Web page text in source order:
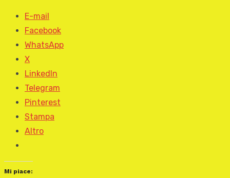
E-mail
Facebook
WhatsApp
X
LinkedIn
Telegram
Pinterest
Stampa
Altro
Mi piace: